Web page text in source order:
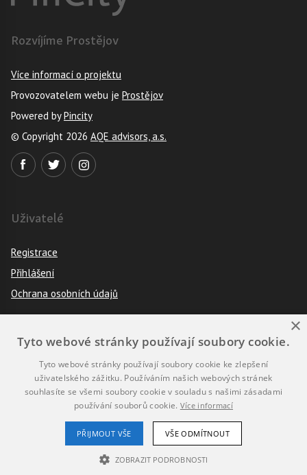
Rozvíjíme Prostějov
Více informací o projektu
Provozovatelem webu je Prostějov
Powered byPincity
© Copyright 2026 AQE advisors, a.s.
Uživatelé
Registrace
Přihlášení
Ochrana osobních údajů
Pravidla
Návod k použití
Podmínky použití
×
Tyto webové stránky používají soubory cookie.
Tyto webové stránky používají soubory cookie ke zlepšení
uživatelského zážitku. Používáním našich webových stránek
souhlasíte se všemi soubory cookie v souladu s našimi zásadami
používání souborů cookie. Více informací
PŘIJMOUT VŠE VŠE ODMÍTNOUT
ZOBRAZIT PODROBNOSTI